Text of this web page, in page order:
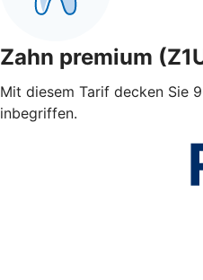
Zahn premium
Mit diesem Tarif decken Sie
inbegriffen.